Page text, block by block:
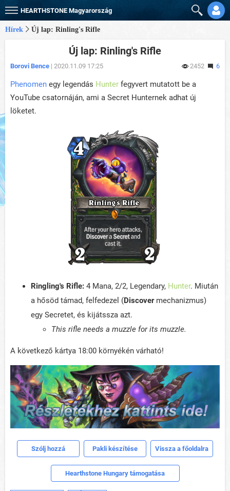
HEARTHSTONE Magyarország
Hírek Új lap: Rinling's Rifle
Új lap: Rinling's Rifle
Borovi Bence | 2020.11.09 17:25 2452 6
Phenomen egy legendás Hunter fegyvert mutatott be a
YouTube csatornáján, ami a Secret Hunternek adhat új
löketet.
Ringling's Rifle: 4 Mana, 2/2, Legendary, Hunter. Miután
a hősöd támad, felfedezel (Discovermechanizmus)
egy Secretet, és kijátssza azt.
This rifle needs a muzzle for its muzzle.
A következő kártya 18:00 környékén várható!
Szólj hozzá Pakli készítése Vissza a főoldalra
Hearthstone Hungary támogatása